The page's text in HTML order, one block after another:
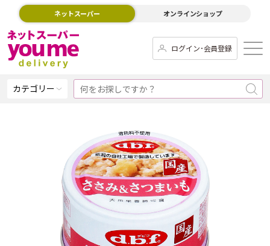
ネットスーパー オンラインショップ
ログイン･会員登録
カテゴリー